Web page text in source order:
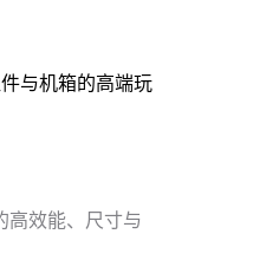
与机箱的高端玩
高效能、尺寸与